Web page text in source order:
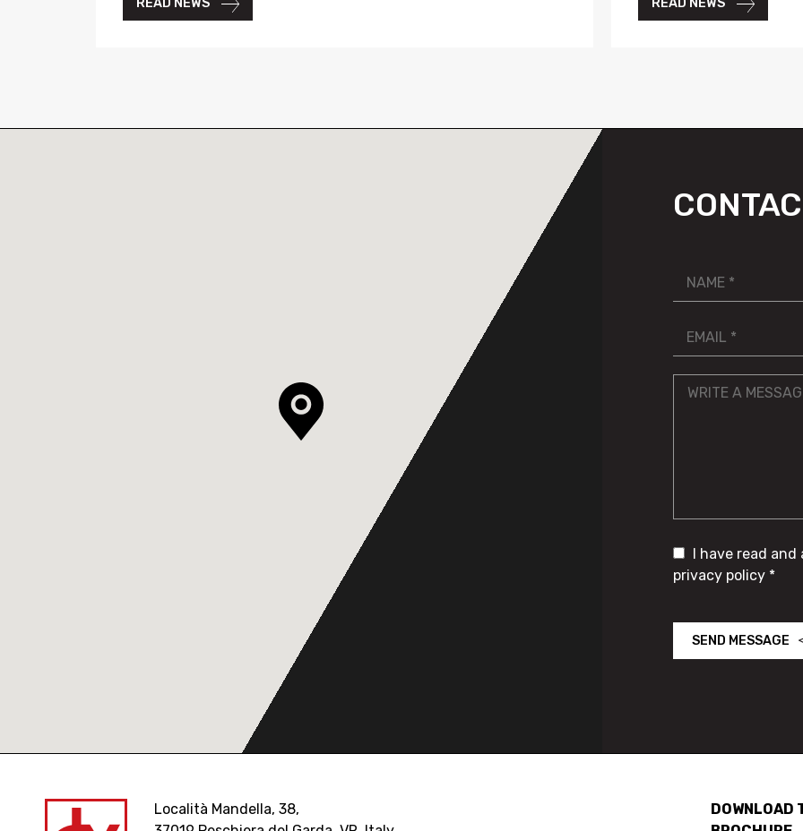
READ NEWS READ NEWS
I have read
privacy policy *
SEND MESSAGE
Località Mandella, 38,
DOWNLOAD